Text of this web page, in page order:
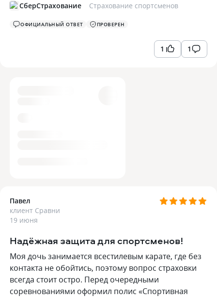
СберСтрахование Страхование спортсменов
ОФИЦИАЛЬНЫЙ ОТВЕТ ПРОВЕРЕН
1 1
Павел
клиент Сравни
19 июня
Надёжная защита для спортсменов!
Моя дочь занимается всестилевым карате, где без
контакта не обойтись, поэтому вопрос страховки
всегда стоит остро. Перед очередными
соревнованиями оформил полис «Спортивная